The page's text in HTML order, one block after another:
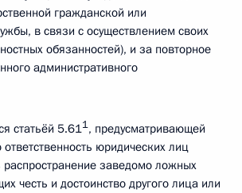
гражданской или
в связи с осуществлением своих
обязанностей), и за повторное
административного
статьёй 5.611, предусматривающей
юридических лиц
распространение заведомо ложных
честь и достоинство другого лица или